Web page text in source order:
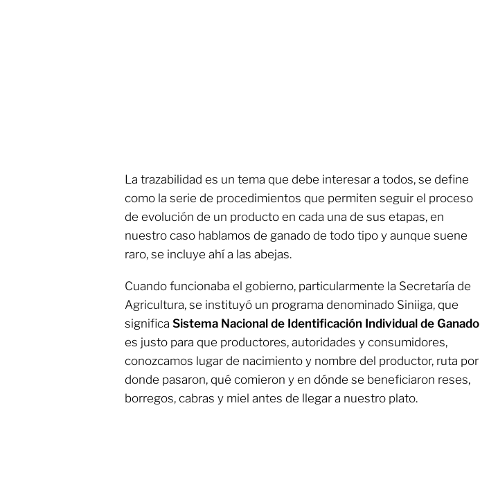
La trazabilidad es un tema que debe interesar a todos, se define
como la serie de procedimientos que permiten seguir el proceso
de evolución de un producto en cada una de sus etapas, en
nuestro caso hablamos de ganado de todo tipo y aunque suene
raro, se incluye ahí a las abejas.
Cuando funcionaba el gobierno, particularmente la Secretaría de
Agricultura, se instituyó un programa denominado Siniiga, que
significa Sistema Nacional de Identificación Individual de Ganado
es justo para que productores, autoridades y consumidores,
conozcamos lugar de nacimiento y nombre del productor, ruta por
donde pasaron, qué comieron y en dónde se beneficiaron reses,
borregos, cabras y miel antes de llegar a nuestro plato.